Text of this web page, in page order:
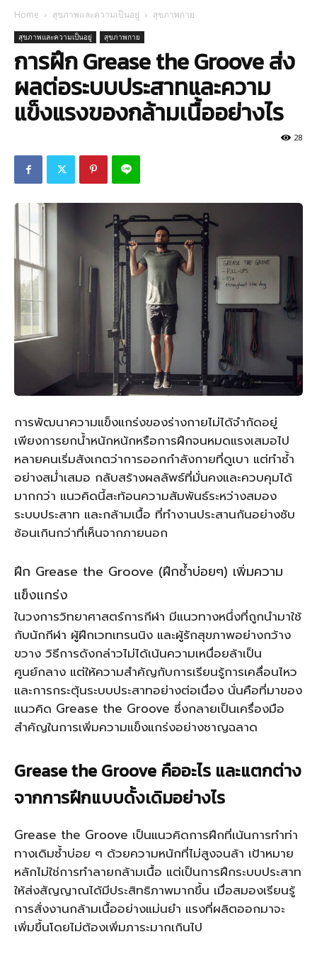
Home สุขภาพและความเป็นอยู่ สุขภาพกาย
สุขภาพและความเป็นอยู่ สุขภาพกาย
การฝึก Grease the Groove ส่ง
ผลต่อระบบประสาทและความ
แข็งแรงของกล้ามเนื้ออย่างไร
28
การพัฒนาความแข็งแกร่งของร่างกายไม่ได้จำกัดอยู่
เพียงการยกน้ำหนักหนักหรือการฝึกจนหมดแรงเสมอไป
หลายคนเริ่มสังเกตว่าการออกกำลังกายที่ดูเบา แต่ทำซ้ำ
อย่างสม่ำเสมอ กลับสร้างผลลัพธ์ที่มั่นคงและควบคุมได้
มากกว่า แนวคิดนี้สะท้อนความสัมพันธ์ระหว่างสมอง
ระบบประสาท และกล้ามเนื้อ ที่ทำงานประสานกันอย่างซับ
ซ้อนเกินกว่าที่เห็นจากภายนอก
ฝึก Grease the Groove (ฝึกซ้ำบ่อยๆ) เพิ่มความ
แข็งแกร่ง
ในวงการวิทยาศาสตร์การกีฬา มีแนวทางหนึ่งที่ถูกนำมาใช้
กับนักกีฬา ผู้ฝึกเวทเทรนนิง และผู้รักสุขภาพอย่างกว้าง
ขวาง วิธีการดังกล่าวไม่ได้เน้นความเหนื่อยล้าเป็น
ศูนย์กลาง แต่ให้ความสำคัญกับการเรียนรู้การเคลื่อนไหว
และการกระตุ้นระบบประสาทอย่างต่อเนื่อง นั่นคือที่มาของ
แนวคิด Grease the Groove ซึ่งกลายเป็นเครื่องมือ
สำคัญในการเพิ่มความแข็งแกร่งอย่างชาญฉลาด
Grease the Groove คืออะไร และแตกต่าง
จากการฝึกแบบดั้งเดิมอย่างไร
Grease the Groove เป็นแนวคิดการฝึกที่เน้นการทำท่า
ทางเดิมซ้ำบ่อย ๆ ด้วยความหนักที่ไม่สูงจนล้า เป้าหมาย
หลักไม่ใช่การทำลายกล้ามเนื้อ แต่เป็นการฝึกระบบประสาท
ให้ส่งสัญญาณได้มีประสิทธิภาพมากขึ้น เมื่อสมองเรียนรู้
การสั่งงานกล้ามเนื้ออย่างแม่นยำ แรงที่ผลิตออกมาจะ
เพิ่มขึ้นโดยไม่ต้องเพิ่มภาระมากเกินไป